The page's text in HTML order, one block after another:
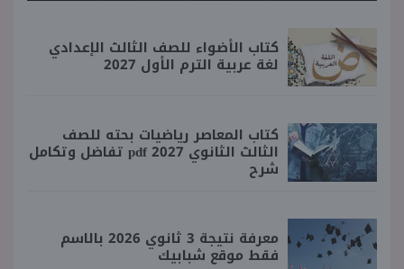
كتاب الأضواء للصف الثالث الإعدادي
لغة عربية الترم الأول 2027
كتاب المعاصر رياضيات بحته للصف
الثالث الثانوي 2027 pdf تفاضل وتكامل
شرح
معرفة نتيجة 3 ثانوي 2026 بالاسم
فقط موقع شبابيك